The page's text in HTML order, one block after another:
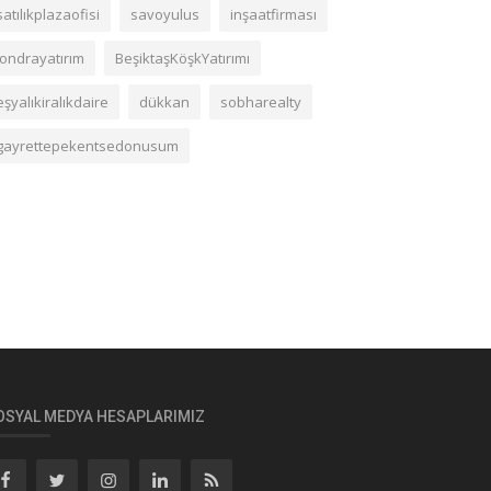
savoyulus inşaatfirması
BeşiktaşKöşkYatırımı
dükkan sobharealty
MEDYA HESAPLARIMIZ